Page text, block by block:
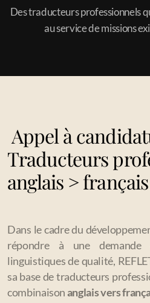
Des traducteurs professionnels
au service de missions
Appel à
Traducteurs
anglais > français
Dans le cadre du
répondre à une demande
linguistiques de qualité,
sa base de traducteurs
combinaisonanglais vers
Service traduction urgente
Service Relecture
Assistance en écriture
Institutions et Administrations
Organisations internationales et